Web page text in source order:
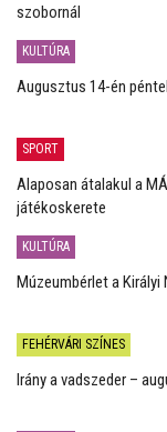
szobornál
KULTÚRA
Augusztus 14-én
SPORT
Alaposan átalakul a
játékoskerete
KULTÚRA
Múzeumbérlet a
FEHÉRVÁRI SZÍNES
Irány a vadszeder –